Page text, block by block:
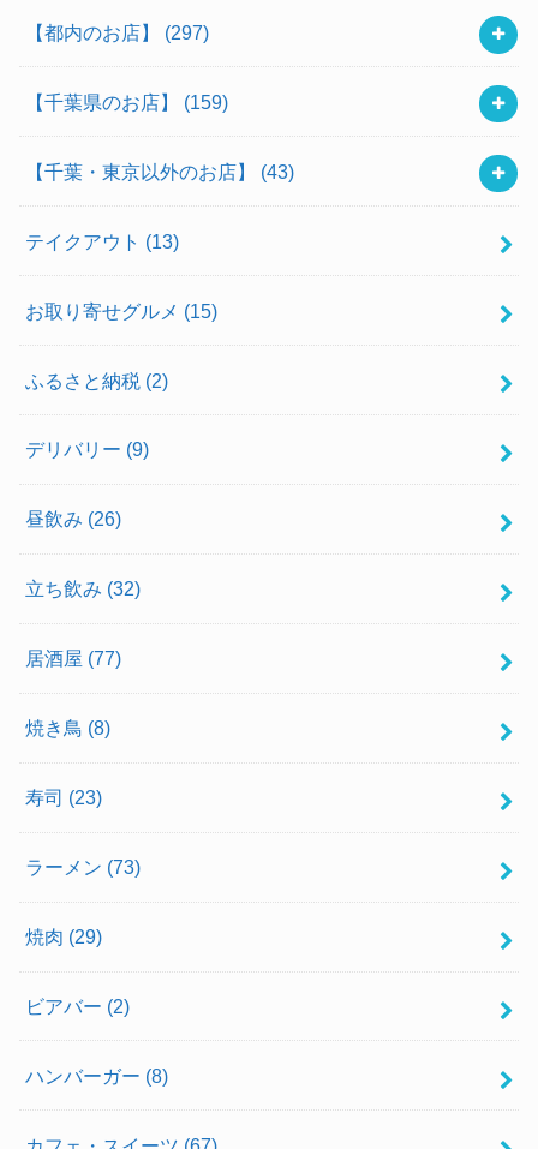
【都内のお店】 (297)
【千葉県のお店】 (159)
【千葉・東京以外のお店】 (43)
テイクアウト (13)
お取り寄せグルメ (15)
ふるさと納税 (2)
デリバリー (9)
昼飲み (26)
立ち飲み (32)
居酒屋 (77)
焼き鳥 (8)
寿司 (23)
ラーメン (73)
焼肉 (29)
ビアバー (2)
ハンバーガー (8)